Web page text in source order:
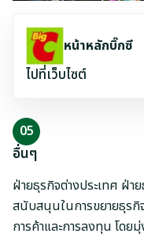
หน้าหลักบิ๊กซี
ไปที่เว็บไซต์
05
อื่นๆ
ฝ่ายธุรกิจต่างประเทศ ฝ่า
สนับสนุนในการขยายธุรกิ
การค้าและการลงทุน โด